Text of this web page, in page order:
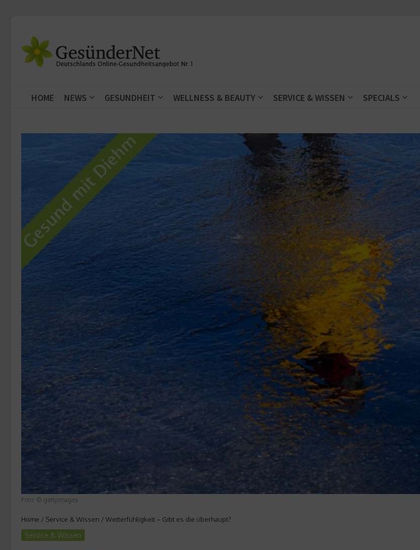
HOME NEWS GESUNDHEIT WELLNESS & BEAUTY SERVICE & WISSEN SPECIALS
Foto: © gettyimages
Home / Service & Wissen / Wetterfühligkeit – Gibt es die überhaupt?
Service & Wissen